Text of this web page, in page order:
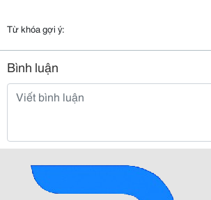
Từ khóa gợi ý:
Bình luận